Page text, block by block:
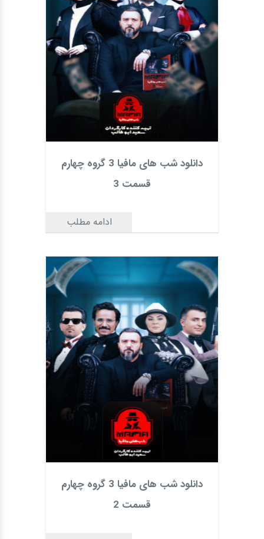
دانلود شب های مافیا 3 گروه چهارم
قسمت 3
ادامه مطلب
دانلود شب های مافیا 3 گروه چهارم
قسمت 2